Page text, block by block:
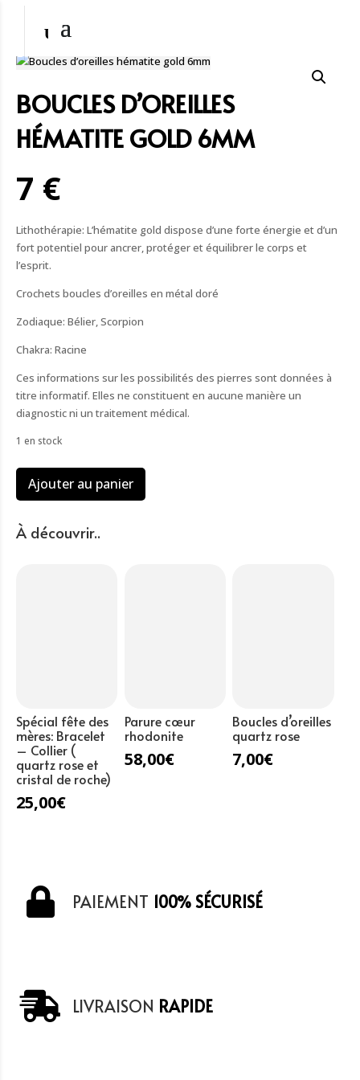
BOUCLES D’OREILLES
HÉMATITE GOLD 6MM
7 €
Lithothérapie: L’hématite gold dispose d’une forte énergie et d’un
fort potentiel pour ancrer, protéger et équilibrer le corps et
l’esprit.
Crochets boucles d’oreilles en métal doré
Zodiaque: Bélier, Scorpion
Chakra: Racine
Ces informations sur les possibilités des pierres sont données à
titre informatif. Elles ne constituent en aucune manière un
diagnostic ni un traitement médical.
1 en stock
quantité
d'oreilles
Ajouter au panier
À découvrir..
Spécial fête des
mères: Bracelet
– Collier (
quartz rose et
cristal de roche)
25,00€
Parure cœur
rhodonite
58,00€
Boucles d’oreilles
quartz rose
7,00€
PAIEMENT 100% SÉCURISÉ
LIVRAISON RAPIDE